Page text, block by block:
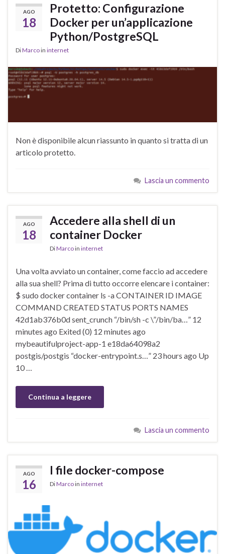
AGO
18
Protetto: Configurazione
Docker per un’applicazione
Python/PostgreSQL
DiMarcoin internet
Non è disponibile alcun riassunto in quanto si tratta di un
articolo protetto.
Lascia un commento
AGO
18
Accedere alla shell di un
container Docker
DiMarcoin internet
Una volta avviato un container, come faccio ad accedere
alla sua shell? Prima di tutto occorre elencare i container:
$ sudo docker container ls -a CONTAINER ID IMAGE
COMMAND CREATED STATUS PORTS NAMES
42d1ab376b0d sent_crunch “/bin/sh -c \”/bin/ba…” 12
minutes ago Exited (0) 12 minutes ago
mybeautifulproject-app-1 e18da64098a2
postgis/postgis “docker-entrypoint.s…” 23 hours ago Up
10 …
Continua a leggere
Lascia un commento
AGO
16
I file docker-compose
DiMarcoin internet